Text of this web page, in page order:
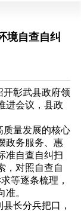
境自查自纠
开彰武县政府领
进会议，县政
质量发展的核心
政务服务、惠
准自查自纠扫
，对照自查自
等逐条梳理，
。
长分兵把口，